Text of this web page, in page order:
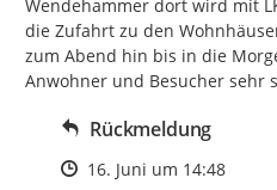
Wendehammer dort wird mit
die Zufahrt zu den
zum Abend hin bis in die
Anwohner und Besucher sehr
Rückmeldung
Zeitpunkt des Erstellens
16. Juni um 14:48